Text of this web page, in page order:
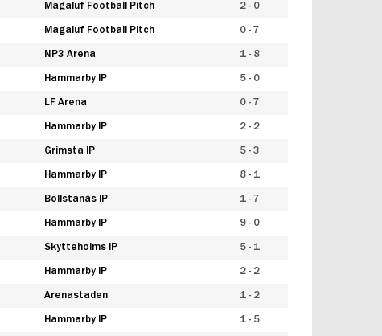
Magaluf Football Pitch 2 - 0
Magaluf Football Pitch 0 - 7
NP3 Arena 1 - 8
Hammarby IP 5 - 0
LF Arena 0 - 7
Hammarby IP 2 - 2
Grimsta IP 5 - 3
Hammarby IP 8 - 1
Bollstanäs IP 1 - 7
Hammarby IP 9 - 0
Skytteholms IP 5 - 1
Hammarby IP 2 - 2
Arenastaden 1 - 2
Hammarby IP 1 - 5